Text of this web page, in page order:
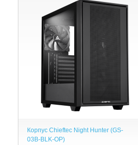
Корпус Chieftec Night Hunter (GS-
03B-BLK-OP)